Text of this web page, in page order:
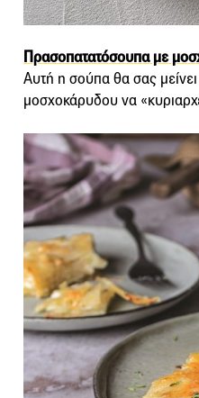
Πρασοπατατόσουπα με
Αυτή η σούπα θα σας
μοσχοκάρυδου να